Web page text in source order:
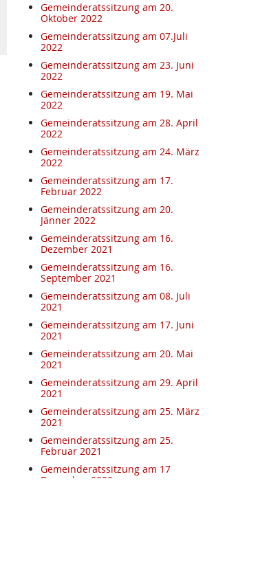
Gemeinderatssitzung am 20.
Oktober 2022
Gemeinderatssitzung am 07.Juli
2022
Gemeinderatssitzung am 23. Juni
2022
Gemeinderatssitzung am 19. Mai
2022
Gemeinderatssitzung am 28. April
2022
Gemeinderatssitzung am 24. März
2022
Gemeinderatssitzung am 17.
Februar 2022
Gemeinderatssitzung am 20.
Jänner 2022
Gemeinderatssitzung am 16.
Dezember 2021
Gemeinderatssitzung am 16.
September 2021
Gemeinderatssitzung am 08. Juli
2021
Gemeinderatssitzung am 17. Juni
2021
Gemeinderatssitzung am 20. Mai
2021
Gemeinderatssitzung am 29. April
2021
Gemeinderatssitzung am 25. März
2021
Gemeinderatssitzung am 25.
Februar 2021
Gemeinderatssitzung am 17
Dezember 2020